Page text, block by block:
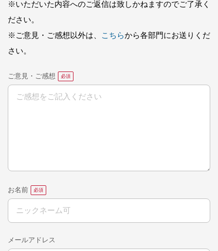
※いただいた内容へのご返信は致しかねますのでご了承く
ださい。
※ご意見・ご感想以外は、
こちらから各部門にお送りくだ
さい。
ご意見・ご感想
お名前
メールアドレス